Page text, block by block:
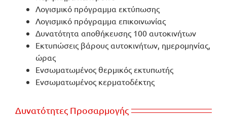
Λογισμικό πρόγραμμα εκτύπωσης
Λογισμικό πρόγραμμα επικοινωνίας
Δυνατότητα αποθήκευσης 100 αυτοκινήτων
Εκτυπώσεις βάρους αυτοκινήτων, ημερομηνίας,
ώρας
Ενσωματωμένος θερμικός εκτυπωτής
Ενσωματωμένος κερματοδέκτης
Δυνατότητες Προσαρμογής